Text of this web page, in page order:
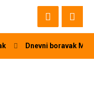
Dnevni boravak